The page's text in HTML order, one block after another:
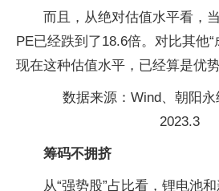
而且，从绝对估值水平看，
PE已经跌到了18.6倍。对比其他
现在这种估值水平，已经算是优势
数据来源：Wind、朝阳永
2023.3
筹码不拥挤
从“强势股”占比看，锂电池